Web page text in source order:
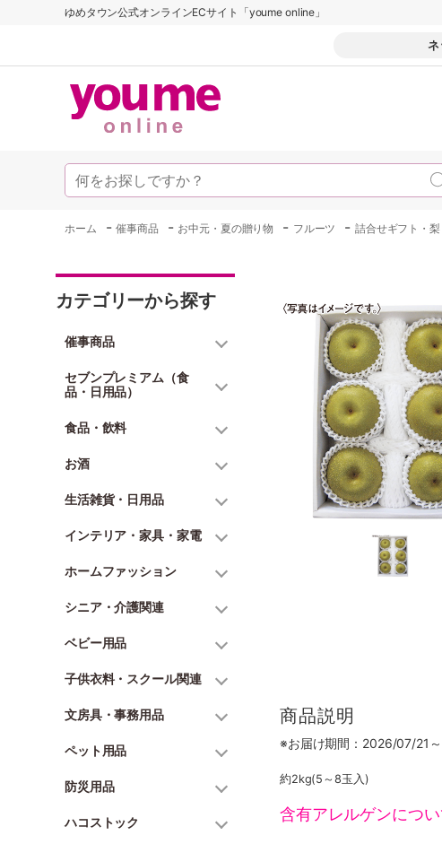
ゆめタウン公式オンラインECサイト「youme online」
ネ
ホーム -催事商品 - お中元・夏の贈り物 - フルーツ - 詰合せギフト・
カテゴリーから探す
催事商品
セブンプレミアム（食
品・日用品）
食品・飲料
お酒
生活雑貨・日用品
インテリア・家具・家電
ホームファッション
シニア・介護関連
ベビー用品
子供衣料・スクール関連
文房具・事務用品
ペット用品
防災用品
ハコストック
商品説明
※お届け期間：2026/07/21
約2kg(5～8玉入)
含有アレルゲンにつ